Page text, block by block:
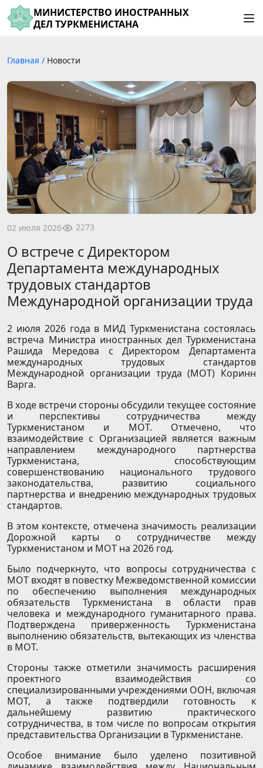
МИНИСТЕРСТВО ИНОСТРАННЫХ
ДЕЛ ТУРКМЕНИСТАНА
Главная / Новости
02 июля 2026 2273
О встрече с Директором
Департамента международных
трудовых стандартов
Международной организации труда
2 июля 2026 года в МИД Туркменистана состоялась
встреча Министра иностранных дел Туркменистана
Рашида Мередова с Директором Департамента
международных трудовых стандартов
Международной организации труда (МОТ) Коринн
Варга.
В ходе встречи стороны обсудили текущее состояние
и перспективы сотрудничества между
Туркменистаном и МОТ. Отмечено, что
взаимодействие с Организацией является важным
направлением международного партнерства
Туркменистана, способствующим
совершенствованию национального трудового
законодательства, развитию социального
партнерства и внедрению международных трудовых
стандартов.
В этом контексте, отмечена значимость реализации
Дорожной карты о сотрудничестве между
Туркменистаном и МОТ на 2026 год.
Было подчеркнуто, что вопросы сотрудничества с
МОТ входят в повестку Межведомственной комиссии
по обеспечению выполнения международных
обязательств Туркменистана в области прав
человека и международного гуманитарного права.
Подтверждена приверженность Туркменистана
выполнению обязательств, вытекающих из членства
в МОТ.
Стороны также отметили значимость расширения
проектного взаимодействия со
специализированными учреждениями ООН, включая
МОТ, а также подтвердили готовность к
дальнейшему развитию практического
сотрудничества, в том числе по вопросам открытия
представительства Организации в Туркменистане.
Особое внимание было уделено позитивной